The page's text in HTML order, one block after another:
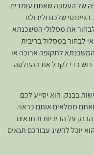
של העסקה שאתם עומדים
שלכם וליכולת
את מסלולי המשכנתא
לבחור במסלול בריבית
לתקופה ארוכה או
כדי לקבל את ההחלטה
בבנק. הוא יסייע לכם
ממלאים אותם כראוי.
על הריביות והתנאים
יוכל להשיג עבורכם תנאים